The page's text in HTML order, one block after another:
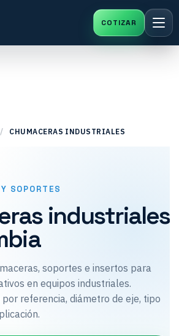
CHUMACERAS INDUSTRIALES
SOPORTES
industriales
soportes e insertos para
en equipos industriales.
referencia, diámetro de eje, tipo